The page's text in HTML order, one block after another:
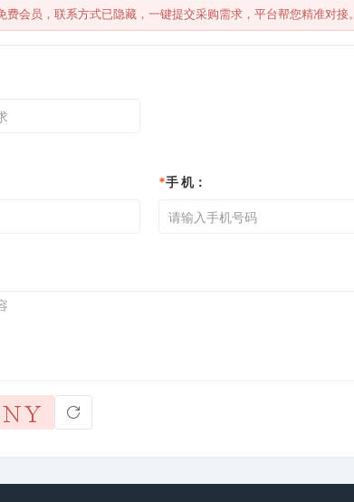
费会员，联系方式已隐藏，一键提交采购需求，平台帮您精准对接。
*手 机：